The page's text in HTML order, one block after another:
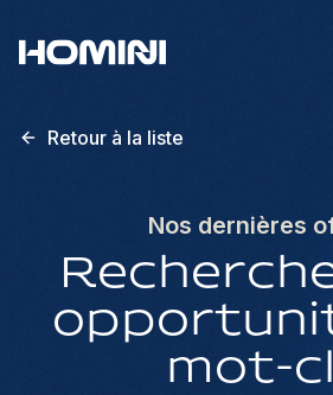
Retour à la liste
Nos dernières
mot-